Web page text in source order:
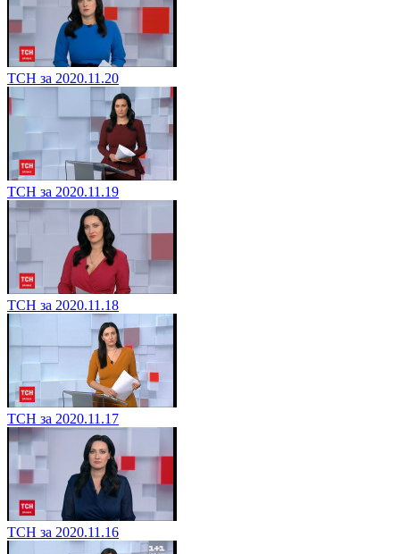
ТСН за 2020.11.20
ТСН за 2020.11.19
ТСН за 2020.11.18
ТСН за 2020.11.17
ТСН за 2020.11.16